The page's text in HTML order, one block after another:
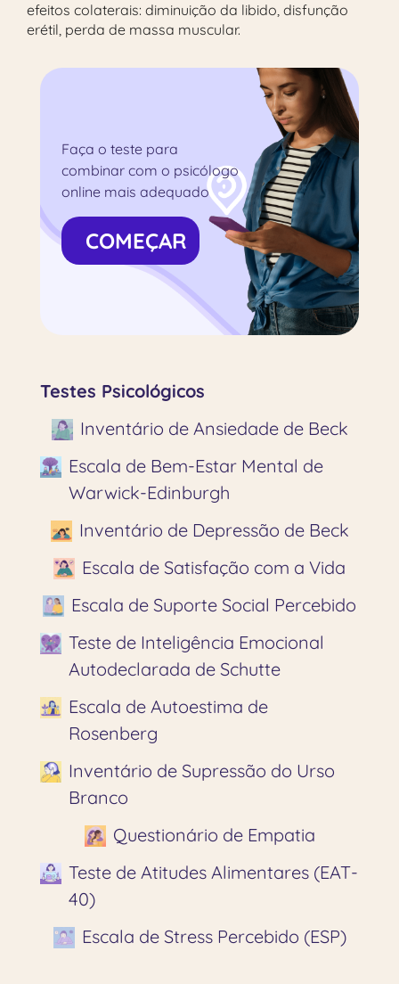
efeitos colaterais: diminuição da libido, disfunção
erétil, perda de massa muscular.
Faça o teste para
combinar com o psicólogo
online mais adequado
COMEÇAR
Testes Psicológicos
Inventário de Ansiedade de Beck
Escala de Bem-Estar Mental de
Warwick-Edinburgh
Inventário de Depressão de Beck
Escala de Satisfação com a Vida
Escala de Suporte Social Percebido
Teste de Inteligência Emocional
Autodeclarada de Schutte
Escala de Autoestima de
Rosenberg
Inventário de Supressão do Urso
Branco
Questionário de Empatia
Teste de Atitudes Alimentares (EAT-
40)
Escala de Stress Percebido (ESP)